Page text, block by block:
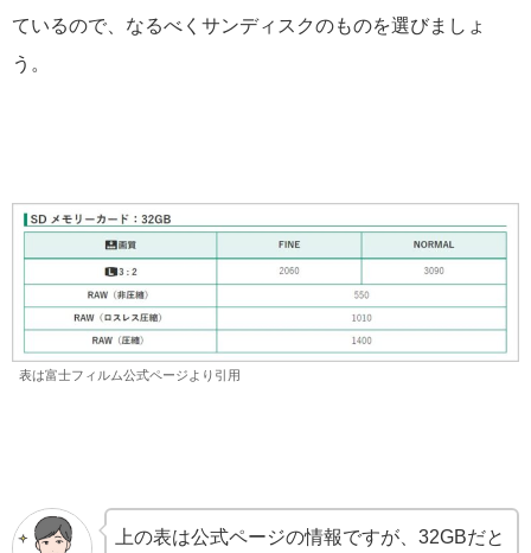
ているので、なるべくサンディスクのものを選びましょ
う。
表は富士フィルム公式ページより引用
上の表は公式ページの情報ですが、32GBだと